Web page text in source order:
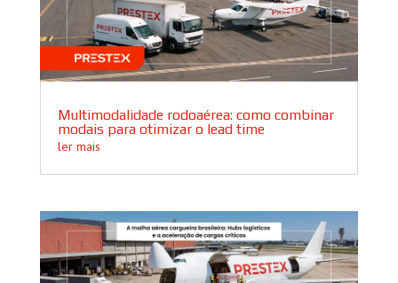
Multimodalidade rodoaérea: como combinar
modais para otimizar o lead time
ler mais